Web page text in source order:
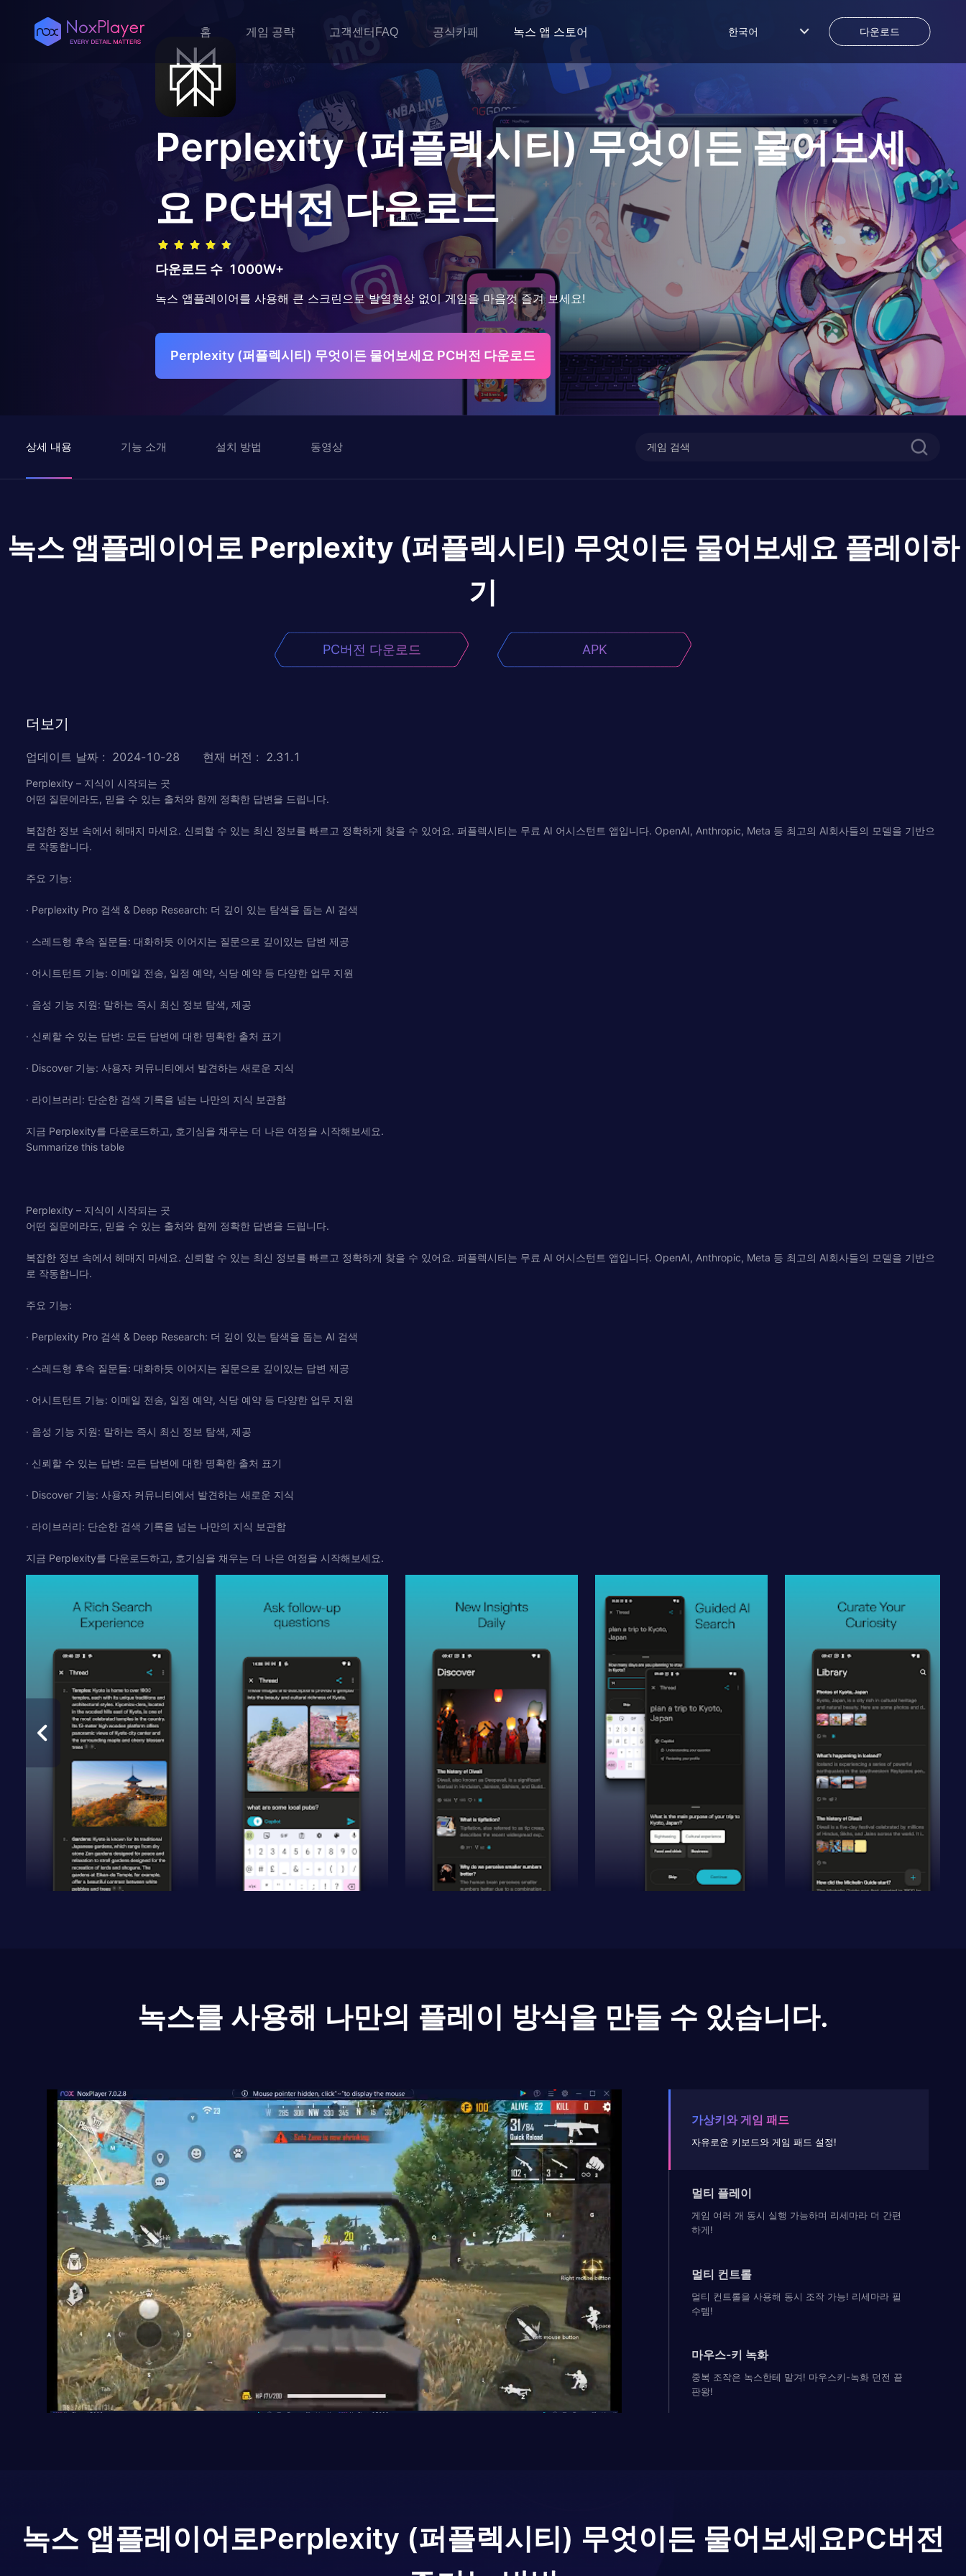
홈 게임 공략 고객센터FAQ 공식카페 녹스 앱 스토어 한국어 다운로드
Perplexity (퍼플렉시티) 무엇이든 물어보세
요 PC버전 다운로드
다운로드 수 1000W+
녹스 앱플레이어를 사용해 큰 스크린으로 발열현상 없이 게임을 마음껏 즐겨 보세요!
Perplexity (퍼플렉시티) 무엇이든 물어보세요 PC버전 다운로드
상세 내용 기능 소개 설치 방법 동영상
녹스 앱플레이어로 Perplexity (퍼플렉시티) 무엇이든 물어보세요 플레이하
기
PC버전 다운로드 APK
더보기
업데이트 날짜 : 2024-10-28 현재 버전 : 2.31.1
Perplexity – 지식이 시작되는 곳
어떤 질문에라도, 믿을 수 있는 출처와 함께 정확한 답변을 드립니다.
복잡한 정보 속에서 헤매지 마세요. 신뢰할 수 있는 최신 정보를 빠르고 정확하게 찾을 수 있어요. 퍼플렉시티는 무료 AI 어시스턴트 앱입니다. OpenAI, Anthropic, Meta 등 최고의 AI회사들의 모델을 기반으
로 작동합니다.
주요 기능:
· Perplexity Pro 검색 & Deep Research: 더 깊이 있는 탐색을 돕는 AI 검색
· 스레드형 후속 질문들: 대화하듯 이어지는 질문으로 깊이있는 답변 제공
· 어시트턴트 기능: 이메일 전송, 일정 예약, 식당 예약 등 다양한 업무 지원
· 음성 기능 지원: 말하는 즉시 최신 정보 탐색, 제공
· 신뢰할 수 있는 답변: 모든 답변에 대한 명확한 출처 표기
· Discover 기능: 사용자 커뮤니티에서 발견하는 새로운 지식
· 라이브러리: 단순한 검색 기록을 넘는 나만의 지식 보관함
지금 Perplexity를 다운로드하고, 호기심을 채우는 더 나은 여정을 시작해보세요.
Summarize this table
Perplexity – 지식이 시작되는 곳
어떤 질문에라도, 믿을 수 있는 출처와 함께 정확한 답변을 드립니다.
복잡한 정보 속에서 헤매지 마세요. 신뢰할 수 있는 최신 정보를 빠르고 정확하게 찾을 수 있어요. 퍼플렉시티는 무료 AI 어시스턴트 앱입니다. OpenAI, Anthropic, Meta 등 최고의 AI회사들의 모델을 기반으
로 작동합니다.
주요 기능:
· Perplexity Pro 검색 & Deep Research: 더 깊이 있는 탐색을 돕는 AI 검색
· 스레드형 후속 질문들: 대화하듯 이어지는 질문으로 깊이있는 답변 제공
· 어시트턴트 기능: 이메일 전송, 일정 예약, 식당 예약 등 다양한 업무 지원
· 음성 기능 지원: 말하는 즉시 최신 정보 탐색, 제공
· 신뢰할 수 있는 답변: 모든 답변에 대한 명확한 출처 표기
· Discover 기능: 사용자 커뮤니티에서 발견하는 새로운 지식
· 라이브러리: 단순한 검색 기록을 넘는 나만의 지식 보관함
지금 Perplexity를 다운로드하고, 호기심을 채우는 더 나은 여정을 시작해보세요.
녹스를 사용해 나만의 플레이 방식을 만들 수 있습니다.
가상키와 게임 패드
자유로운 키보드와 게임 패드 설정!
멀티 플레이
게임 여러 개 동시 실행 가능하며 리세마라 더 간편
하게!
멀티 컨트롤
멀티 컨트롤을 사용해 동시 조작 가능! 리세마라 필
수템!
마우스-키 녹화
중복 조작은 녹스한테 맡겨! 마우스키-녹화 던전 끝
판왕!
녹스 앱플레이어로Perplexity (퍼플렉시티) 무엇이든 물어보세요PC버전